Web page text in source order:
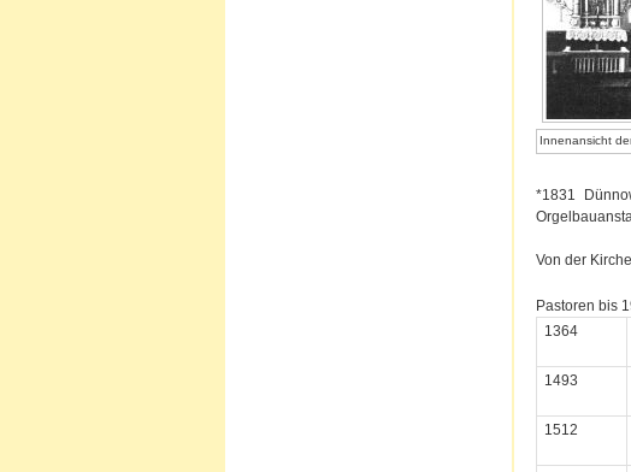
Innenansicht
*1831
Von der
Pastoren bis
1364
1493
1512